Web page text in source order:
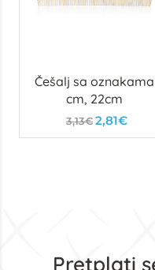
Češalj sa oznakama
cm, 22cm
3,13€2,81€
Pretplati